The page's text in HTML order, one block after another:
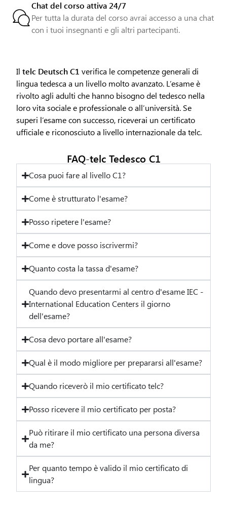
Chat del corso attiva 24/7
Per tutta la durata del corso avrai accesso a una chat
con i tuoi insegnanti e gli altri partecipanti.
Iltelc Deutsch C1 verifica le competenze generali di
lingua tedesca a un livello molto avanzato. L’esame è
rivolto agli adulti che hanno bisogno del tedesco nella
loro vita sociale e professionale o all’università. Se
superi l’esame con successo, riceverai un certificato
ufficiale e riconosciuto a livello internazionale da telc.
FAQ-telc Tedesco C1
Cosa puoi fare al livello C1?
Come è strutturato l'esame?
Posso ripetere l'esame?
Come e dove posso iscrivermi?
Quanto costa la tassa d'esame?
Quando devo presentarmi al centro d'esame IEC -
International Education Centers il giorno
dell'esame?
Cosa devo portare all'esame?
Qual è il modo migliore per prepararsi all'esame?
Quando riceverò il mio certificato telc?
Posso ricevere il mio certificato per posta?
Può ritirare il mio certificato una persona diversa
da me?
Per quanto tempo è valido il mio certificato di
lingua?